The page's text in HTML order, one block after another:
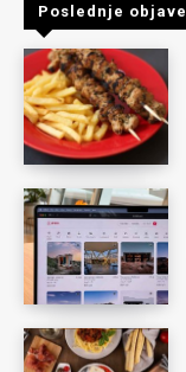
Poslednje objave